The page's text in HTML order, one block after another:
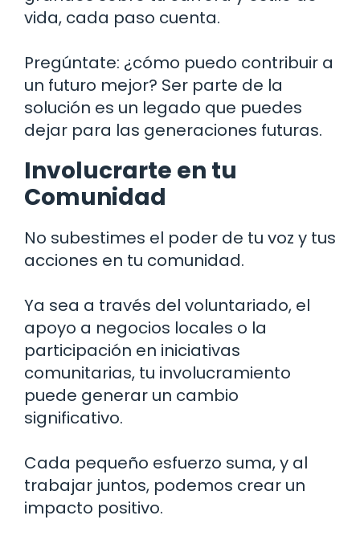
vida, cada paso cuenta.
Pregúntate: ¿cómo puedo contribuir a
un futuro mejor? Ser parte de la
solución es un legado que puedes
dejar para las generaciones futuras.
Involucrarte en tu
Comunidad
No subestimes el poder de tu voz y tus
acciones en tu comunidad.
Ya sea a través del voluntariado, el
apoyo a negocios locales o la
participación en iniciativas
comunitarias, tu involucramiento
puede generar un cambio
significativo.
Cada pequeño esfuerzo suma, y al
trabajar juntos, podemos crear un
impacto positivo.